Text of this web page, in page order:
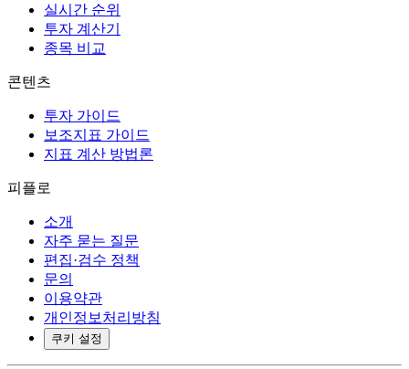
실시간 순위
투자 계산기
종목 비교
콘텐츠
투자 가이드
보조지표 가이드
지표 계산 방법론
피플로
소개
자주 묻는 질문
편집·검수 정책
문의
이용약관
개인정보처리방침
쿠키 설정